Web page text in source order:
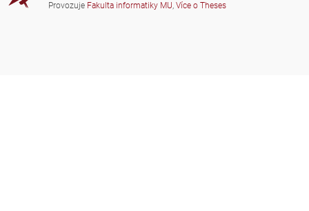
Provozuje Fakulta informatiky MU, Více o Theses